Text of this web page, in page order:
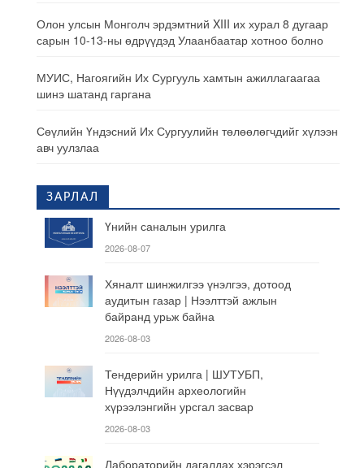
Олон улсын Монголч эрдэмтний XIII их хурал 8 дугаар
сарын 10-13-ны өдрүүдэд Улаанбаатар хотноо болно
МУИС, Нагоягийн Их Сургууль хамтын ажиллагаагаа
шинэ шатанд гаргана
Сөүлийн Үндэсний Их Сургуулийн төлөөлөгчдийг хүлээн
авч уулзлаа
ЗАРЛАЛ
Үнийн саналын урилга
2026-08-07
Хяналт шинжилгээ үнэлгээ, дотоод
аудитын газар | Нээлттэй ажлын
байранд урьж байна
2026-08-03
Тендерийн урилга | ШУТУБП,
Нүүдэлчдийн археологийн
хүрээлэнгийн урсгал засвар
2026-08-03
Лабораторийн дагалдах хэрэгсэл